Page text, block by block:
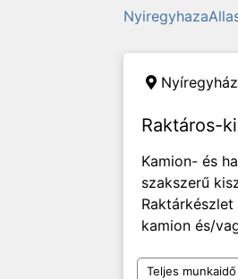
Raktáros-
Kamion- és
szakszerű
kamion és/
Teljes